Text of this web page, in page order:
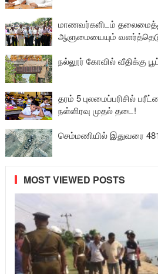
மாணவர்களிடம்
ஆளுமையையும்
நல்லூர் கோவில் வீதிக்கு
தரம் 5 புலமைப்பரிசில்
நள்ளிரவு முதல் தடை!
செம்மணியில் இதுவரை 481
MOST VIEWED POSTS